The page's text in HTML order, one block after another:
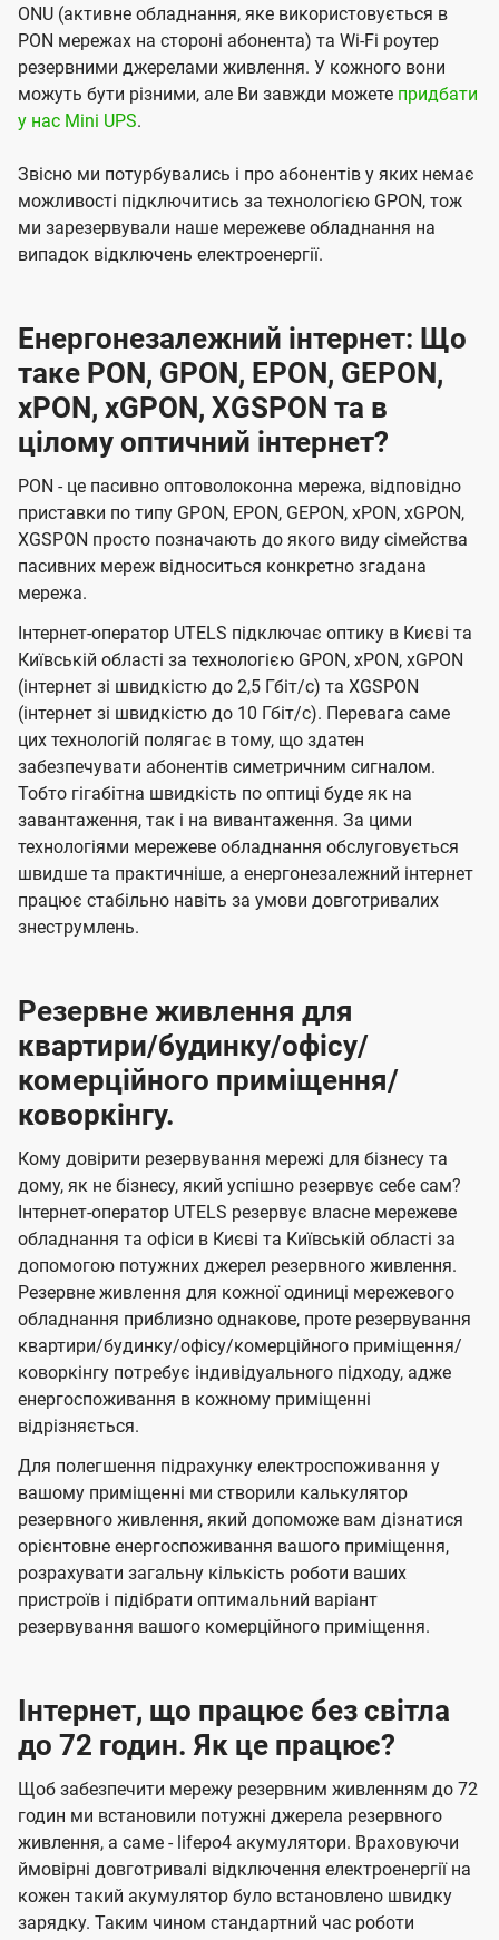
ONU (активне обладнання, яке використовується в
PON мережах на стороні абонента) та Wi-Fi роутер
резервними джерелами живлення. У кожного вони
можуть бути різними, але Ви завжди можете придбати
у нас Mini UPS.
Звісно ми потурбувались і про абонентів у яких немає
можливості підключитись за технологією GPON, тож
ми зарезервували наше мережеве обладнання на
випадок відключень електроенергії.
Енергонезалежний інтернет: Що
таке PON, GPON, EPON, GEPON,
xPON, xGPON, XGSPON та в
цілому оптичний інтернет?
PON - це пасивно оптоволоконна мережа, відповідно
приставки по типу GPON, EPON, GEPON, xPON, xGPON,
XGSPON просто позначають до якого виду сімейства
пасивних мереж відноситься конкретно згадана
мережа.
Інтернет-оператор UTELS підключає оптику в Києві та
Київській області за технологією GPON, xPON, xGPON
(інтернет зі швидкістю до 2,5 Гбіт/с) та XGSPON
(інтернет зі швидкістю до 10 Гбіт/с). Перевага саме
цих технологій полягає в тому, що здатен
забезпечувати абонентів симетричним сигналом.
Тобто гігабітна швидкість по оптиці буде як на
завантаження, так і на вивантаження. За цими
технологіями мережеве обладнання обслуговується
швидше та практичніше, а енергонезалежний інтернет
працює стабільно навіть за умови довготривалих
знеструмлень.
Резервне живлення для
квартири/будинку/офісу/
комерційного приміщення/
коворкінгу.
Кому довірити резервування мережі для бізнесу та
дому, як не бізнесу, який успішно резервує себе сам?
Інтернет-оператор UTELS резервує власне мережеве
обладнання та офіси в Києві та Київській області за
допомогою потужних джерел резервного живлення.
Резервне живлення для кожної одиниці мережевого
обладнання приблизно однакове, проте резервування
квартири/будинку/офісу/комерційного приміщення/
коворкінгу потребує індивідуального підходу, адже
енергоспоживання в кожному приміщенні
відрізняється.
Для полегшення підрахунку електроспоживання у
вашому приміщенні ми створили калькулятор
резервного живлення, який допоможе вам дізнатися
орієнтовне енергоспоживання вашого приміщення,
розрахувати загальну кількість роботи ваших
пристроїв і підібрати оптимальний варіант
резервування вашого комерційного приміщення.
Інтернет, що працює без світла
до 72 годин. Як це працює?
Щоб забезпечити мережу резервним живленням до 72
годин ми встановили потужні джерела резервного
живлення, а саме - lifepo4 акумулятори. Враховуючи
ймовірні довготривалі відключення електроенергії на
кожен такий акумулятор було встановлено швидку
зарядку. Таким чином стандартний час роботи